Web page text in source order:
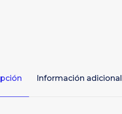
Información adicional